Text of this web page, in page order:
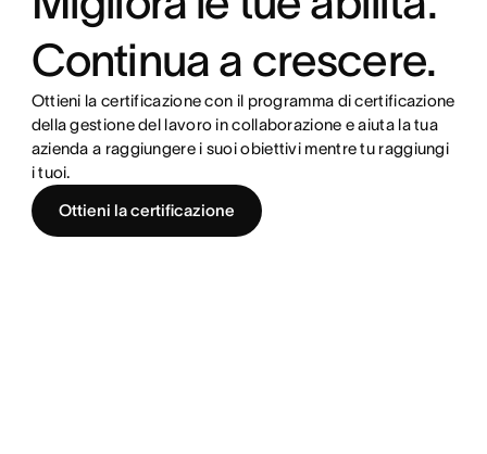
Continua a crescere.
Ottieni la certificazione con il programma di certificazione
della gestione del lavoro in collaborazione e aiuta la tua
azienda a raggiungere i suoi obiettivi mentre tu raggiungi
i tuoi.
Ottieni la certificazione